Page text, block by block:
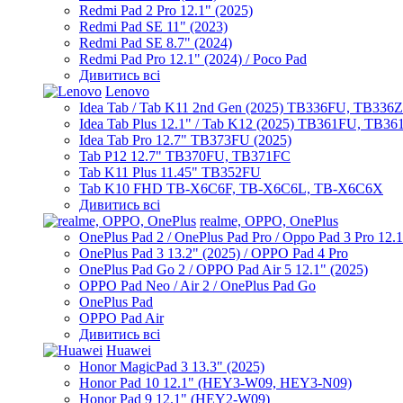
Redmi Pad 2 Pro 12.1" (2025)
Redmi Pad SE 11" (2023)
Redmi Pad SE 8.7" (2024)
Redmi Pad Pro 12.1" (2024) / Poco Pad
Дивитись всі
Lenovo
Idea Tab / Tab K11 2nd Gen (2025) TB336FU,
Idea Tab Plus 12.1" / Tab K12 (2025) TB361FU,
Idea Tab Pro 12.7" TB373FU (2025)
Tab P12 12.7" TB370FU, TB371FC
Tab K11 Plus 11.45" TB352FU
Tab K10 FHD TB-X6C6F, TB-X6C6L, TB-X6C6X
Дивитись всі
realme, OPPO, OnePlus
OnePlus Pad 2 / OnePlus Pad Pro / Oppo Pad 3 Pro
OnePlus Pad 3 13.2" (2025) / OPPO Pad 4 Pro
OnePlus Pad Go 2 / OPPO Pad Air 5 12.1" (2025)
OPPO Pad Neo / Air 2 / OnePlus Pad Go
OnePlus Pad
OPPO Pad Air
Дивитись всі
Huawei
Honor MagicPad 3 13.3" (2025)
Honor Pad 10 12.1" (HEY3-W09, HEY3-N09)
Honor Pad 9 12.1" (HEY2-W09)